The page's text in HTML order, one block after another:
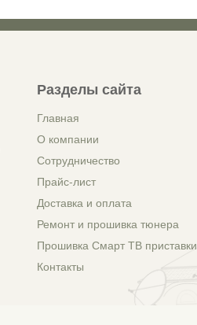
Разделы сайта
Главная
О компании
Сотрудничество
Прайс-лист
Доставка и оплата
Ремонт и прошивка тюнера
Прошивка Смарт ТВ приставки
Контакты